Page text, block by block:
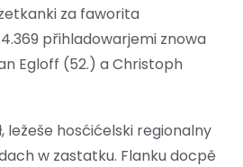
za faworita
přihladowarjemi znowa
Egloff (52.) a Christoph
ležeše hosćićelski regionalny
w zastatku. Flanku docpě